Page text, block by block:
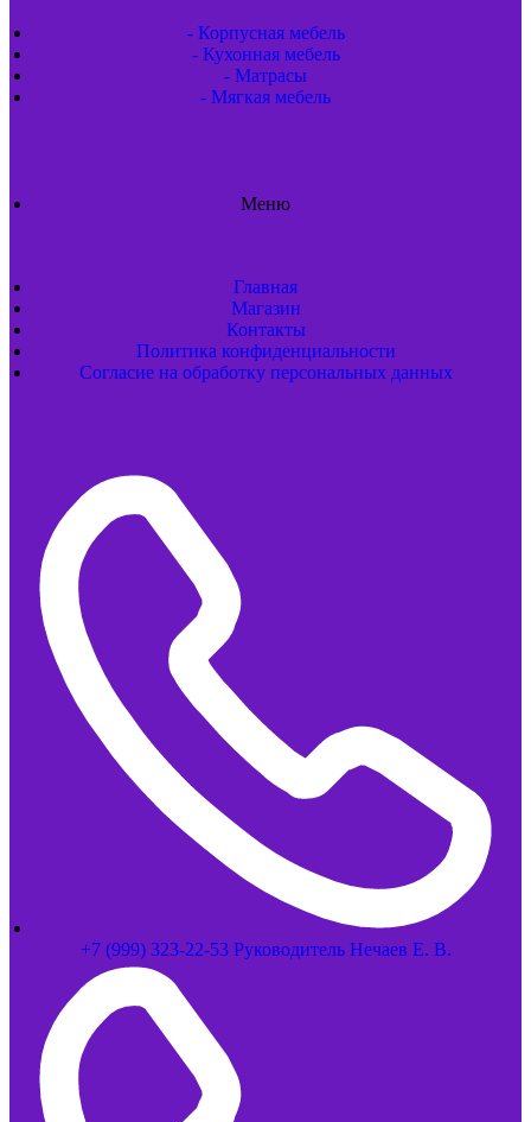
- Корпусная мебель
- Кухонная мебель
- Матрасы
- Мягкая мебель
Меню
Главная
Магазин
Контакты
Политика конфиденциальности
Согласие на обработку персональных данных
+7 (999) 323-22-53 Руководитель Нечаев Е. В.